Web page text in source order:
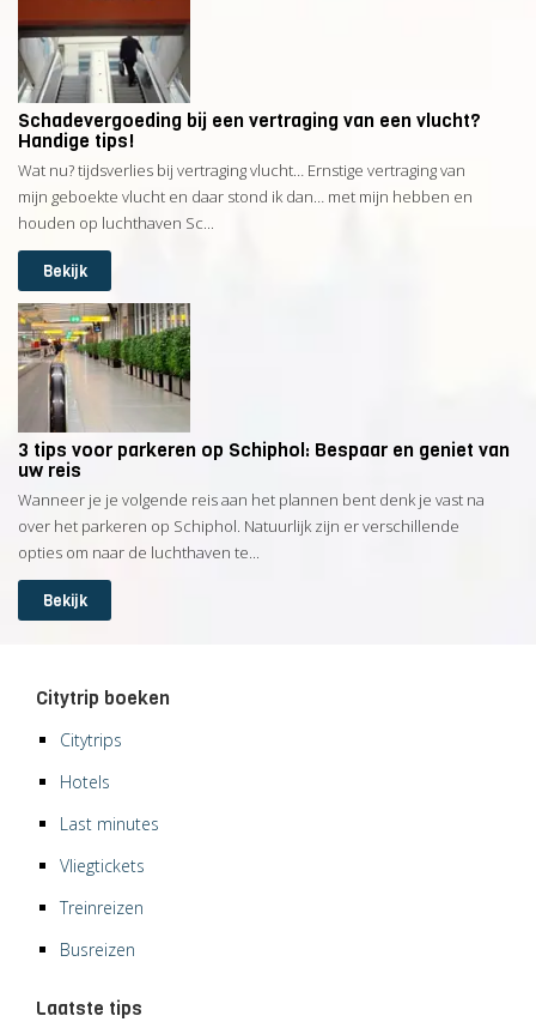
Schadevergoeding bij een vertraging van een vlucht?
Handige tips!
Wat nu? tijdsverlies bij vertraging vlucht… Ernstige vertraging van
mijn geboekte vlucht en daar stond ik dan… met mijn hebben en
houden op luchthaven Sc...
Bekijk
3 tips voor parkeren op Schiphol: Bespaar en geniet van
uw reis
Wanneer je je volgende reis aan het plannen bent denk je vast na
over het parkeren op Schiphol. Natuurlijk zijn er verschillende
opties om naar de luchthaven te...
Bekijk
Citytrip boeken
Citytrips
Hotels
Last minutes
Vliegtickets
Treinreizen
Busreizen
Laatste tips